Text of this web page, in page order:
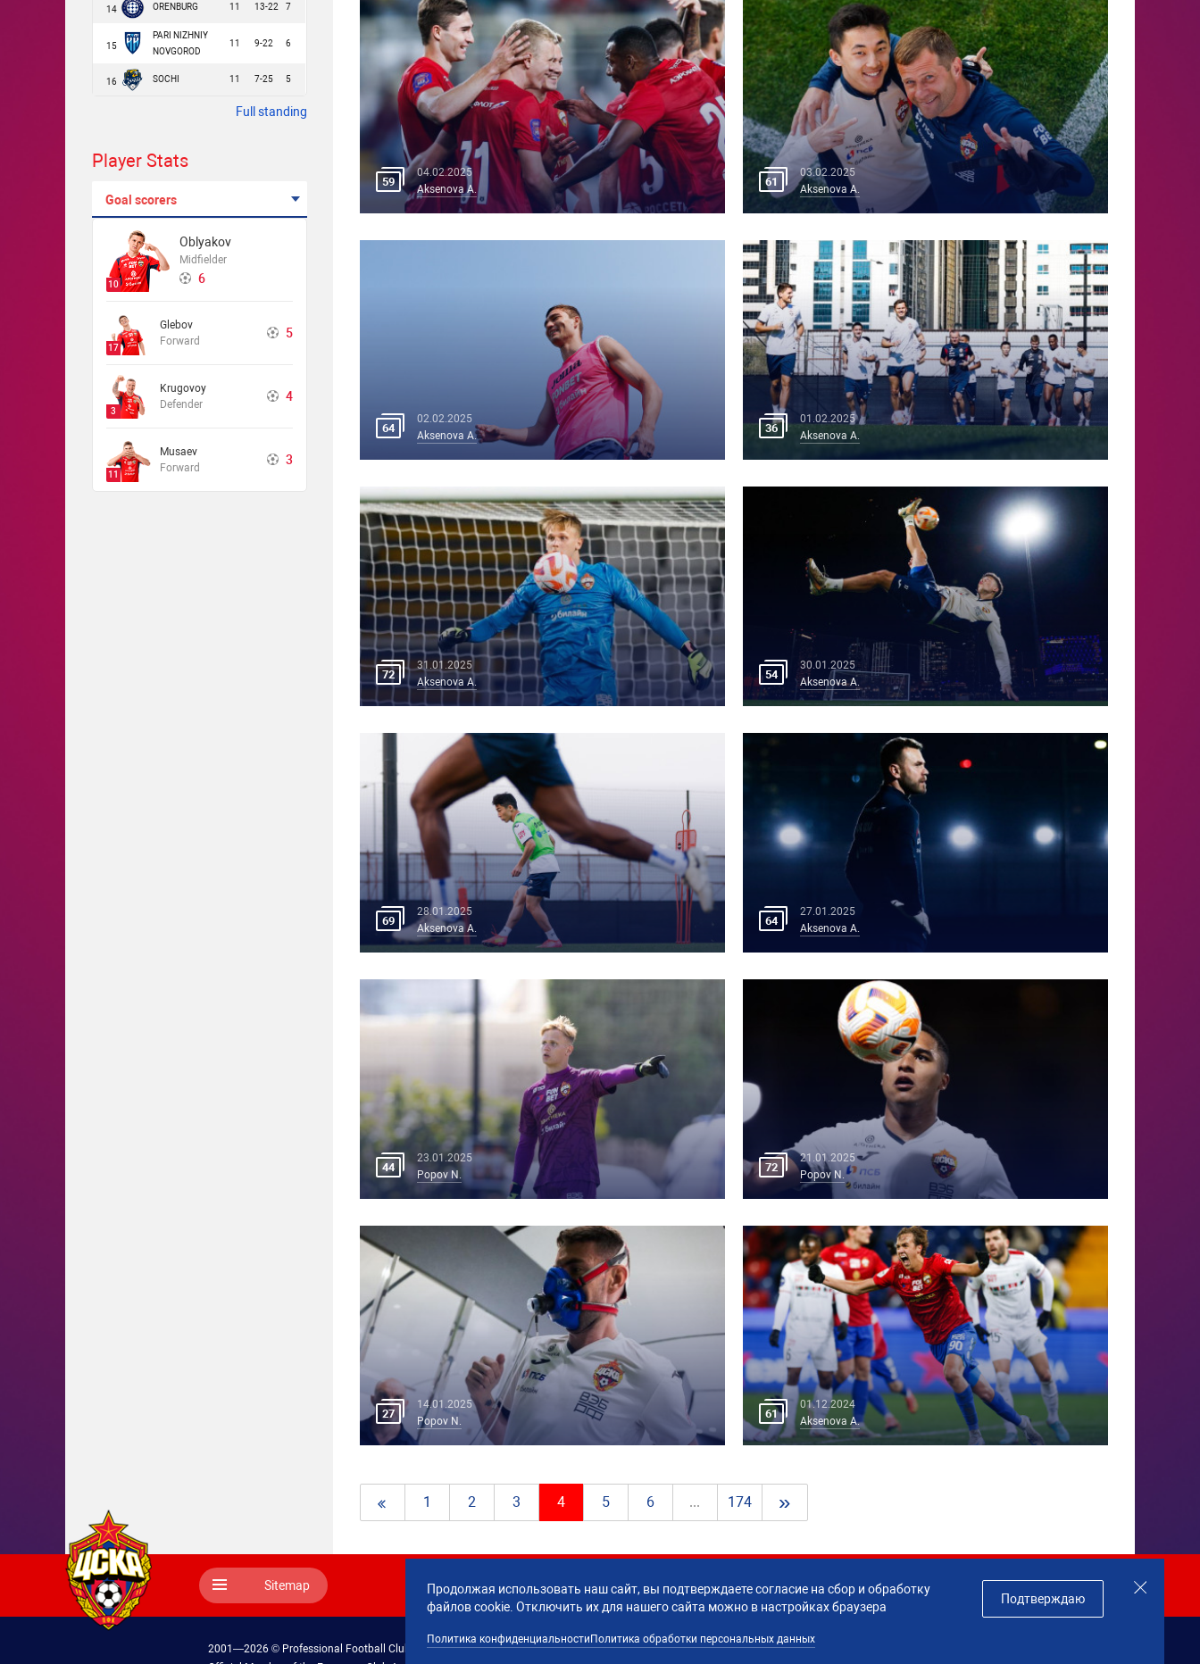
14 ORENBURG 11 13-22 7
15
PARI NIZHNIY
NOVGOROD
11 9-22 6
16 SOCHI 11 7-25 5
Full standing
Player Stats
Goal scorers
10
Oblyakov
Midfielder
6
17
Glebov
Forward
5
3
Krugovoy
Defender
4
11
Musaev
Forward
3
59
04.02.2025
Aksenova A.
61
03.02.2025
Aksenova A.
64
02.02.2025
Aksenova A.
36
01.02.2025
Aksenova A.
72
31.01.2025
Aksenova A.
54
30.01.2025
Aksenova A.
69
28.01.2025
Aksenova A.
64
27.01.2025
Aksenova A.
44
23.01.2025
Popov N.
72
21.01.2025
Popov N.
27
14.01.2025
Popov N.
61
01.12.2024
Aksenova A.
1 2 3 4 5 6 ... 174 »
Sitemap
2001—2026 © Professional Football Club CSKA Moscow.
Политика обработки данных
Продолжая использовать наш сайт, вы подтверждаете согласие на сбор и обработку
файлов cookie. Отключить их для нашего сайта можно в настройках браузера
Подтверждаю
Политика конфиденциальности Политика обработки персональных данных